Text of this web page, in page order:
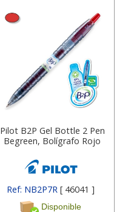
Pilot B2P Gel Bottle 2 Pen
Begreen, Bolígrafo Rojo
Ref: NB2P7R [ 46041 ]
Disponible